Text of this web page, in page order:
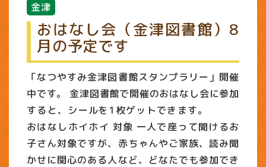
金津
おはなし会（金津図書館）8
月の予定です
「なつやすみ金津図書館スタンプラリー」開催
中です。 金津図書館で開催のおはなし会に参加
すると、シールを1枚ゲットできます。
おはなしホイホイ 対象 一人で座って聞けるお
子さん対象ですが、赤ちゃんやご家族、読み聞
かせに関心のある人など、どなたでも参加でき